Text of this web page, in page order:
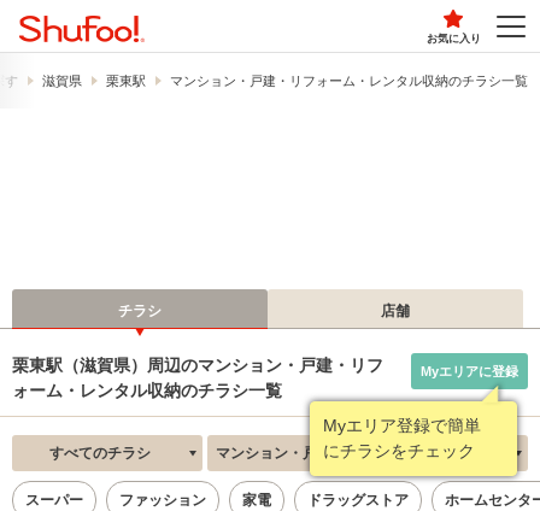
お気に入り
す 滋賀県 栗東駅 マンション・戸建・リフォーム・レンタル収納のチラシ一覧
チラシ 店舗
栗東駅（滋賀県）周辺のマンション・戸建・リフ
ォーム・レンタル収納のチラシ一覧
Myエリア登録で簡単
にチラシをチェック
Myエリアに登録
すべてのチラシ マンション・戸建・リフォーム・レンタル収納 新着順
スーパー ファッション 家電 ドラッグストア ホームセンタ